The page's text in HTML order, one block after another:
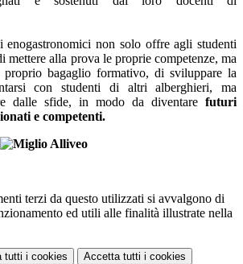
enogastronomici non solo offre agli studenti
mettere alla prova le proprie competenze, ma
bagaglio formativo, di sviluppare la
con studenti di altri alberghieri, ma
dalle sfide, in modo da diventare futuri
e competenti.
terzi da questo utilizzati si avvalgono di
ed utili alle finalità illustrate nella
tutti i cookies Accetta tutti i cookies